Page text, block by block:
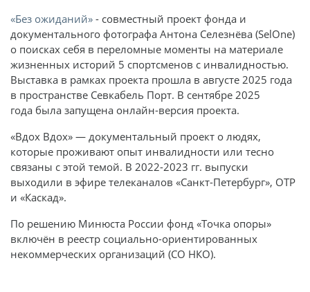
«Без ожиданий» - совместный проект фонда и
документального фотографа Антона Селезнёва (SelOne)
о поисках себя в переломные моменты на материале
жизненных историй 5 спортсменов с инвалидностью.
Выставка в рамках проекта прошла в августе 2025 года
в пространстве Севкабель Порт. В сентябре 2025
года была запущена онлайн-версия проекта.
«Вдох Вдох» — документальный проект о людях,
которые проживают опыт инвалидности или тесно
связаны с этой темой. В 2022-2023 гг. выпуски
выходили в эфире телеканалов «Санкт-Петербург», ОТР
и «Каскад».
По решению Минюста России фонд «Точка опоры»
включён в реестр социально-ориентированных
некоммерческих организаций (СО НКО).